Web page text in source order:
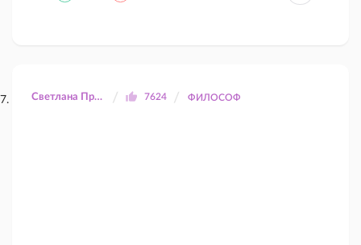
Светлана Прилуцкая 7624 ФИЛОСОФ